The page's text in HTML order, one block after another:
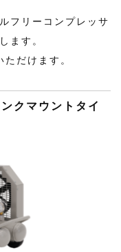
フリーコンプレッサ
ます。
だけます。
クマウントタイ